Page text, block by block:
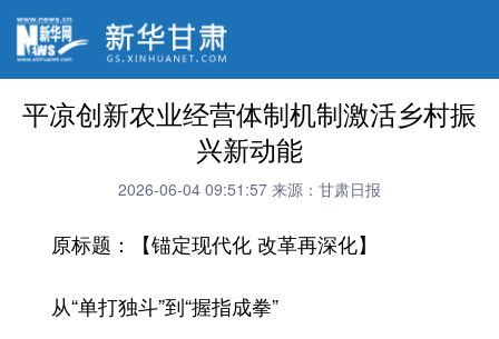
平凉创新农业经营体制机制激活乡村振
兴新动能
2026-06-04 09:51:57 来源：甘肃日报
原标题：【锚定现代化 改革再深化】
从“单打独斗”到“握指成拳”